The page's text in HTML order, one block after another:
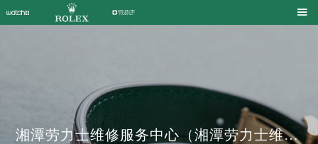

湘潭劳力士维修服务中心（湘潭劳力士维修保养中心）| Rolex